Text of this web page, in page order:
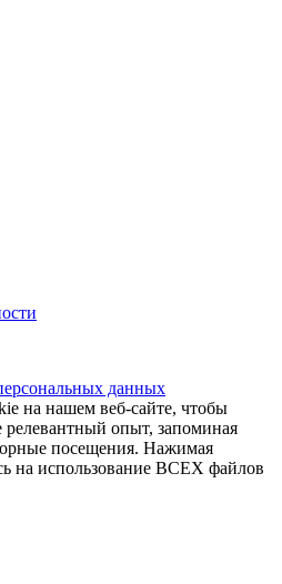
данных
на нашем веб-сайте, чтобы
релевантный опыт, запоминая
посещения. Нажимая
на использование ВСЕХ файлов